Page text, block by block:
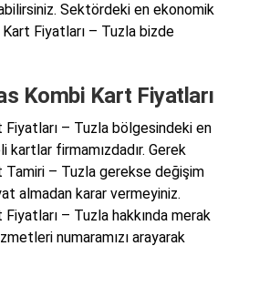
Sektördeki en ekonomik
Fiyatları – Tuzla bizde
Kombi Kart Fiyatları
– Tuzla bölgesindeki en
firmamızdadır. Gerek
Tamiri – Tuzla gerekse değişim
almadan karar vermeyiniz.
– Tuzla hakkında merak
numaramızı arayarak